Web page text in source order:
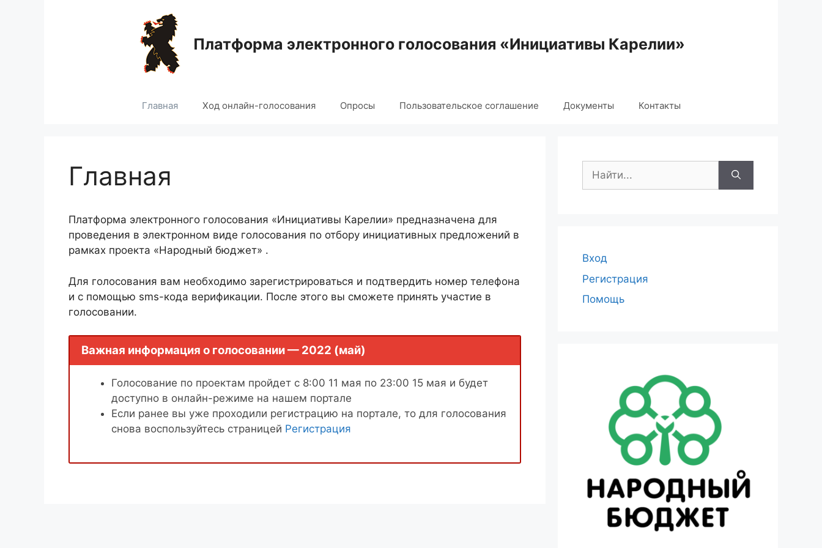
Платформа электронного голосования «Инициативы Карелии»
Главная Ход онлайн-голосования Опросы Пользовательское соглашение Документы Контакты
Главная
Платформа электронного голосования «Инициативы Карелии» предназначена для
проведения в электронном виде голосования по отбору инициативных предложений в
рамках проекта «Народный бюджет» .
Для голосования вам необходимо зарегистрироваться и подтвердить номер телефона
и с помощью sms-кода верификации. После этого вы сможете принять участие в
голосовании.
Важная информация о голосовании — 2022 (май)
Голосование по проектам пройдет с 8:00 11 мая по 23:00 15 мая и будет
доступно в онлайн-режиме на нашем портале
Если ранее вы уже проходили регистрацию на портале, то для голосования
снова воспользуйтесь страницей Регистрация
Поиск:
Вход
Регистрация
Помощь